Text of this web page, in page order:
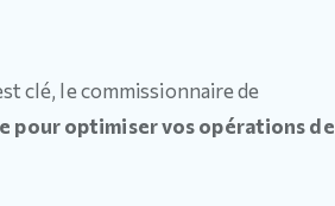
clé, le commissionnaire de
pour optimiser vos opérations de